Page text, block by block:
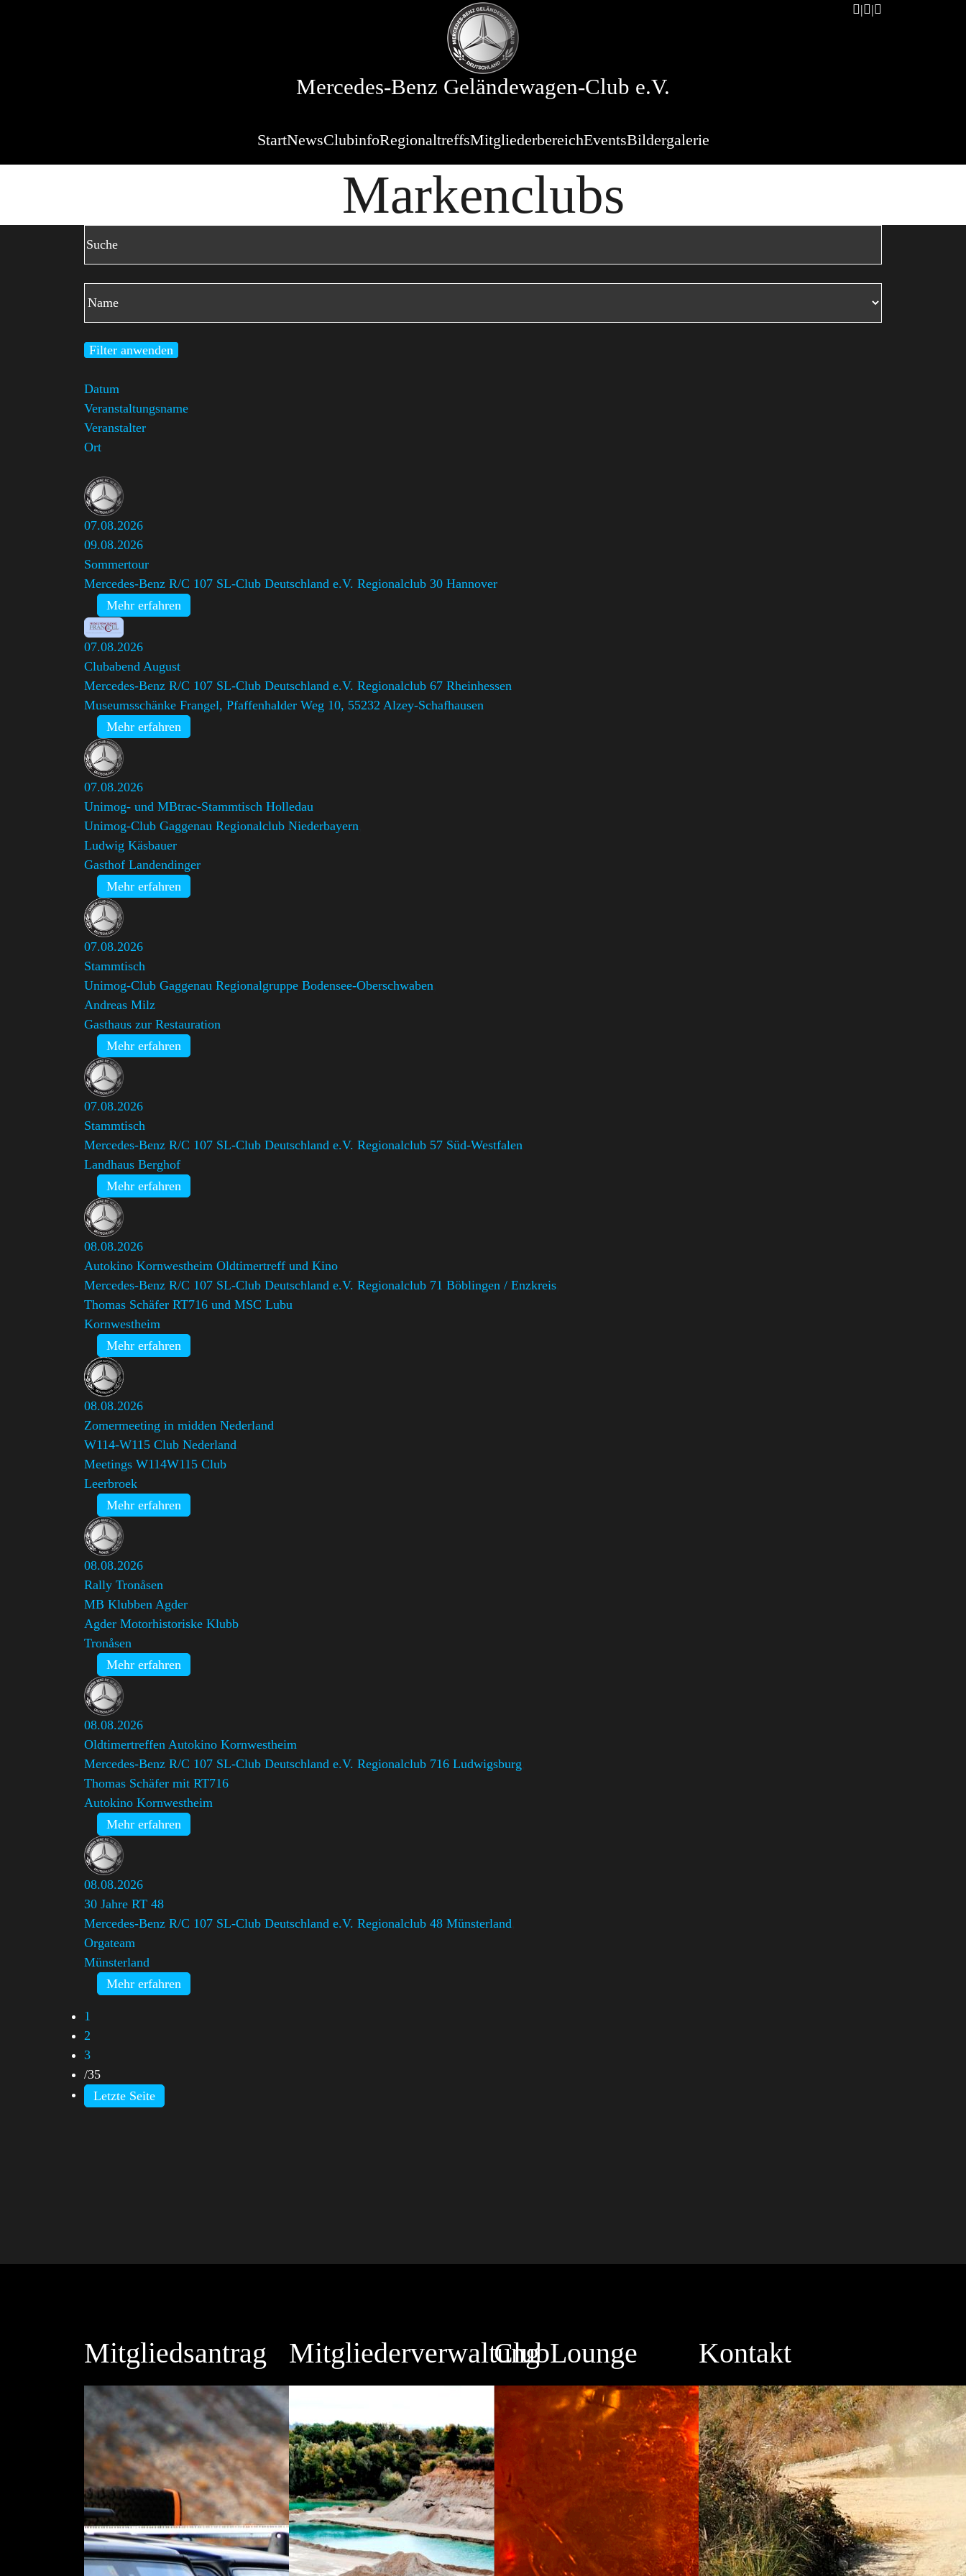
Mercedes-Benz Geländewagen-Club e.V.
StartNewsClubinfoRegionaltreffsMitgliederbereichEventsBildergalerie
Markenclubs
Filter anwenden
Datum
Veranstaltungsname
Veranstalter
Ort
07.08.2026
09.08.2026
Sommertour
Mercedes-Benz R/C 107 SL-Club Deutschland e.V. Regionalclub 30 Hannover
Mehr erfahren
07.08.2026
Clubabend August
Mercedes-Benz R/C 107 SL-Club Deutschland e.V. Regionalclub 67 Rheinhessen
Museumsschänke Frangel, Pfaffenhalder Weg 10, 55232 Alzey-Schafhausen
Mehr erfahren
07.08.2026
Unimog- und MBtrac-Stammtisch Holledau
Unimog-Club Gaggenau Regionalclub Niederbayern
Ludwig Käsbauer
Gasthof Landendinger
Mehr erfahren
07.08.2026
Stammtisch
Unimog-Club Gaggenau Regionalgruppe Bodensee-Oberschwaben
Andreas Milz
Gasthaus zur Restauration
Mehr erfahren
07.08.2026
Stammtisch
Mercedes-Benz R/C 107 SL-Club Deutschland e.V. Regionalclub 57 Süd-Westfalen
Landhaus Berghof
Mehr erfahren
08.08.2026
Autokino Kornwestheim Oldtimertreff und Kino
Mercedes-Benz R/C 107 SL-Club Deutschland e.V. Regionalclub 71 Böblingen / Enzkreis
Thomas Schäfer RT716 und MSC Lubu
Kornwestheim
Mehr erfahren
08.08.2026
Zomermeeting in midden Nederland
W114-W115 Club Nederland
Meetings W114W115 Club
Leerbroek
Mehr erfahren
08.08.2026
Rally Tronåsen
MB Klubben Agder,
Agder Motorhistoriske Klubb
Tronåsen
Mehr erfahren
08.08.2026
Oldtimertreffen Autokino Kornwestheim
Mercedes-Benz R/C 107 SL-Club Deutschland e.V. Regionalclub 716 Ludwigsburg
Thomas Schäfer mit RT716
Autokino Kornwestheim
Mehr erfahren
08.08.2026
30 Jahre RT 48
Mercedes-Benz R/C 107 SL-Club Deutschland e.V. Regionalclub 48 Münsterland
Orgateam
Münsterland
Mehr erfahren
1
2
3
/35
Letzte Seite
Mitgliedsantrag MitgliederverwaltungClubLounge Kontakt